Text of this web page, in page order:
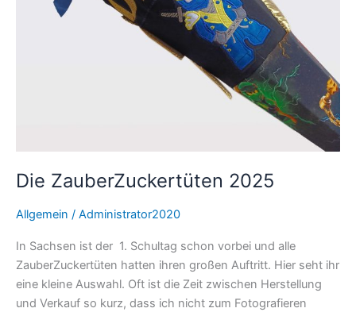
Die ZauberZuckertüten 2025
Allgemein / Administrator2020
In Sachsen ist der 1. Schultag schon vorbei und alle
ZauberZuckertüten hatten ihren großen Auftritt. Hier seht ihr
eine kleine Auswahl. Oft ist die Zeit zwischen Herstellung
und Verkauf so kurz, dass ich nicht zum Fotografieren